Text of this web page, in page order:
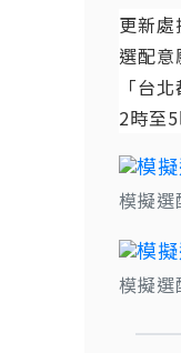
更新
選配
「台
2時至
模擬選
模擬選